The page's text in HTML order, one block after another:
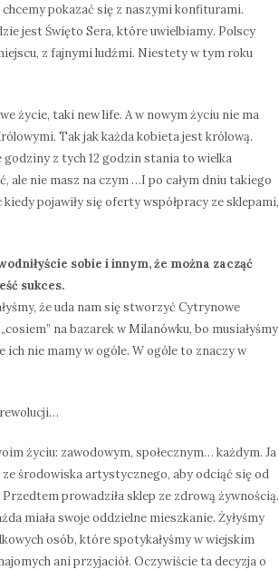
pokazać się z naszymi konfiturami.
jest Święto Sera, które uwielbiamy. Polscy
z fajnymi ludźmi. Niestety w tym roku
życie, taki new life. A w nowym życiu nie ma
Tak jak każda kobieta jest królową.
z tych 12 godzin stania to wielka
ale nie masz na czym …I po całym dniu takiego
pojawiły się oferty współpracy ze sklepami,
sobie i innym, że można zacząć
sukces.
że uda nam się stworzyć Cytrynowe
na bazarek w Milanówku, bo musiałyśmy
nie mamy w ogóle. W ogóle to znaczy w
życiu: zawodowym, społecznym… każdym. Ja
środowiska artystycznego, aby odciąć się od
prowadziła sklep ze zdrową żywnością.
miała swoje oddzielne mieszkanie. Żyłyśmy
osób, które spotykałyśmy w wiejskim
ani przyjaciół. Oczywiście ta decyzja o